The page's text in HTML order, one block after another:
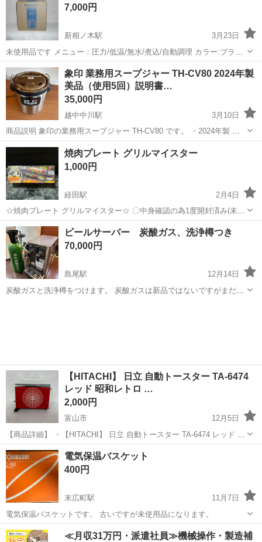
7,000円
新相ノ木駅
3月23日
未使用品です メニュー：圧力/低温/無水/煮込/自動調理 カラー:ブラッ
ク 家庭内長期保管品です 嫁さんの実家の残置物です ペットは飼って
おりません 家族全員ノースモーカーです 写真に写ってるものが...
富山 中新川郡 新相ノ木駅 キッチン家電
象印 業務用スープジャー TH-CV80 2024年製
美品（使用5回）説明書…
35,000円
越中中川駅
3月10日
商品説明 象印の業務用スープジャー TH-CV80 です。 ・2024年製 ・
使用回数5回程度 ・動作確認済み ・状態かなり綺麗です 店舗で使用予
定でしたが、ほとんど使わなかったため出品します。 スープ、カレ
ー、おでんなどの...
富山 高岡市 越中中川駅 キッチン家電
焼肉プレート グリルマイスター
1,000円
経田駅
2月4日
☆焼肉プレート グリルマイスター☆ 〇中身確認の為1度開封済み(未使
用) 〇定価2500円
富山 魚津市 経田駅 キッチン家電 グリル
ビールサーバー 炭酸ガス、洗浄樽つき
70,000円
島尾駅
12月14日
炭酸ガスと洗浄樽をつけます。 炭酸ガスは新品ではないですがまだた
【HITACHI】 日立 自動トースター TA-6474
レッド 昭和レトロ …
2,000円
富山市
12月5日
【商品詳細】 ・【HITACHI】 日立 自動トースター TA-6474 レッド 昭
和レトロ 当時物 キッチン家電 アンティーク 花柄 A0971 ・温まります
が、古い製品の為現状でのお渡し（保証無しの現状品...
富山 富山市 キッチン家電 トースター
電気保温バスケット
400円
末広町駅
11月7日
電気保温バスケットです。 古いですが未使用品になります。
富山 高岡市 末広町駅 キッチン家電 バスケット
≪月収31万円・派遣社員≫機械操作・製造補